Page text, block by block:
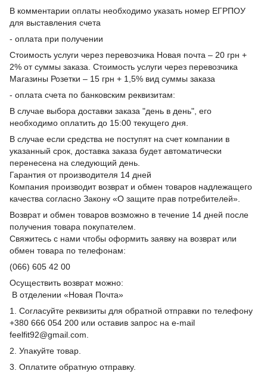
В комментарии оплаты необходимо указать номер ЕГРПОУ
для выставления счета
- оплата при получении
Стоимость услуги через перевозчика Новая почта – 20 грн +
2% от суммы заказа. Стоимость услуги через перевозчика
Магазины Розетки – 15 грн + 1,5% вид суммы заказа
- оплата счета по банковским реквизитам:
В случае выбора доставки заказа "день в день", его
необходимо оплатить до 15:00 текущего дня.
В случае если средства не поступят на счет компании в
указанный срок, доставка заказа будет автоматически
перенесена на следующий день.
Гарантия от производителя 14 дней
Компания производит возврат и обмен товаров надлежащего
качества согласно Закону «О защите прав потребителей».
Возврат и обмен товаров возможно в течение 14 дней после
получения товара покупателем.
Свяжитесь с нами чтобы оформить заявку на возврат или
обмен товара по телефонам:
(066) 605 42 00
Осуществить возврат можно:
В отделении «Новая Почта»
1. Согласуйте реквизиты для обратной отправки по телефону
+380 666 054 200 или оставив запрос на e-mail
feelfit92@gmail.com.
2. Упакуйте товар.
3. Оплатите обратную отправку.